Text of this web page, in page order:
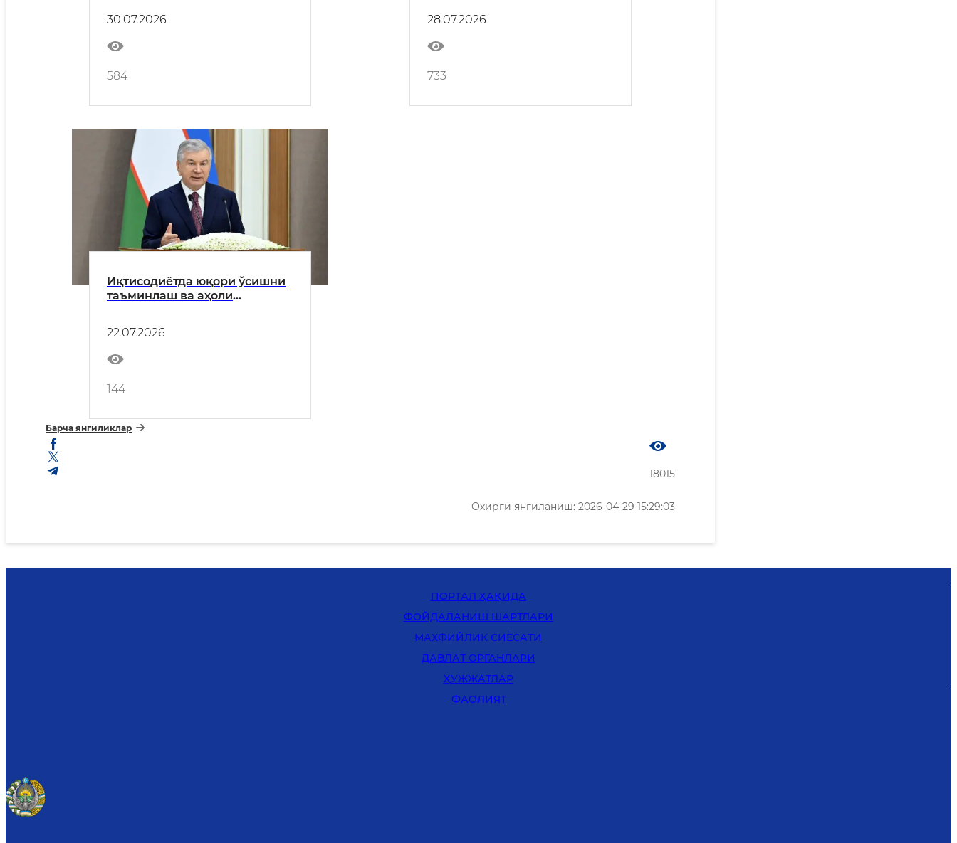
30.07.2026
584
28.07.2026
733
Иқтисодиётда юқори ўсишни
таъминлаш ва аҳоли
белгиланди
22.07.2026
144
Барча янгиликлар
18015
Охирги янгиланиш: 2026-04-29 15:29:03
ПОРТАЛ ҲАҚИДА
ФОЙДАЛАНИШ ШАРТЛАРИ
MАХФИЙЛИК СИЁСАТИ
ДАВЛАТ ОРГАНЛАРИ
ҲУЖЖАТЛАР
ФАОЛИЯТ